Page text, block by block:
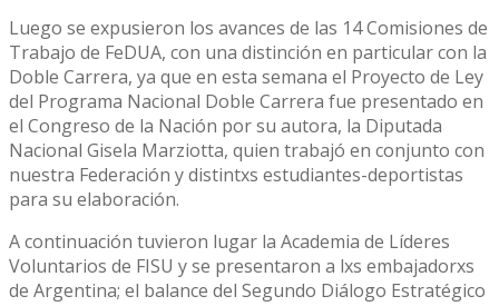
Luego se expusieron los avances de las 14 Comisiones de
Trabajo de FeDUA, con una distinción en particular con la
Doble Carrera, ya que en esta semana el Proyecto de Ley
del Programa Nacional Doble Carrera fue presentado en
el Congreso de la Nación por su autora, la Diputada
Nacional Gisela Marziotta, quien trabajó en conjunto con
nuestra Federación y distintxs estudiantes-deportistas
para su elaboración.
A continuación tuvieron lugar la Academia de Líderes
Voluntarios de FISU y se presentaron a lxs embajadorxs
de Argentina; el balance del Segundo Diálogo Estratégico